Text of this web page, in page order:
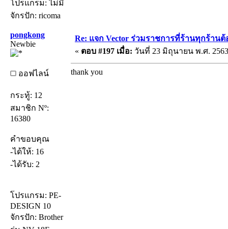
โปรแกรม: ไม่มี
จักรปัก: ricoma
pongkong
Newbie
ออฟไลน์
กระทู้: 12
สมาชิก Nº:
16380
คำขอบคุณ
-ได้ให้: 16
-ได้รับ: 2
โปรแกรม: PE-
DESIGN 10
จักรปัก: Brother
Re: แจก Vector ร่วมราชการที่ร้านทุกร้าน
« ตอบ #197 เมื่อ: วันที่ 23 มิถุนายน พ.ศ.
thank you